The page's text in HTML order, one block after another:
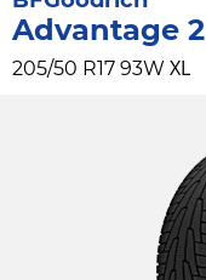
Advantage 2
205/50 R17 93W XL